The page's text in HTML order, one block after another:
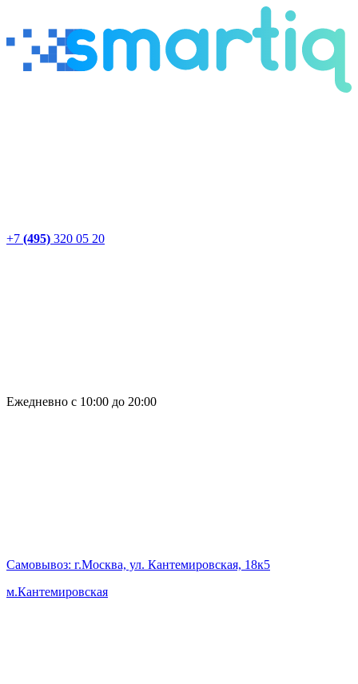
+7 (495) 320 05 20
Ежедневно с 10:00 до 20:00
Самовывоз: г.Москва, ул. Кантемировская, 18к5
м.Кантемировская